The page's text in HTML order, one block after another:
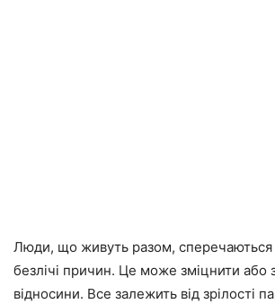
Люди, що живуть разом, сперечаються
безлічі причин. Це може зміцнити або
відносини. Все залежить від зрілості